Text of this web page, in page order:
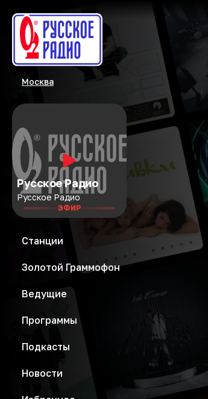
Москва
Русское Радио
Русское Радио
ЭФИР
Станции
Золотой Граммофон
Ведущие
Программы
Подкасты
Новости